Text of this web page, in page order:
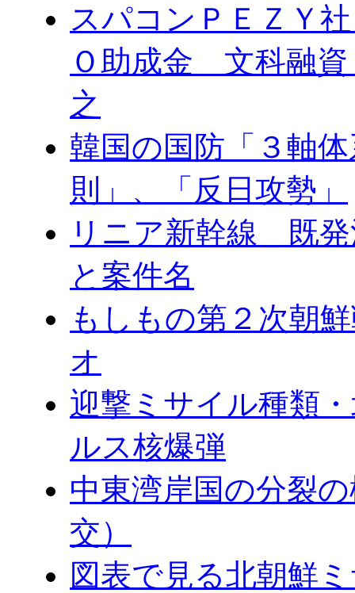
スパコンＰＥＺＹ
Ｏ助成金 文科融
之
韓国の国防「３軸
則」、「反日攻勢」
リニア新幹線 既発
と案件名
もしもの第２次朝
オ
迎撃ミサイル種類
ルス核爆弾
中東湾岸国の分裂
交）
図表で見る北朝鮮